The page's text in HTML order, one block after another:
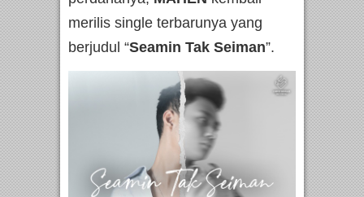
merilis single terbarunya yang
berjudul “Seamin Tak Seiman”.